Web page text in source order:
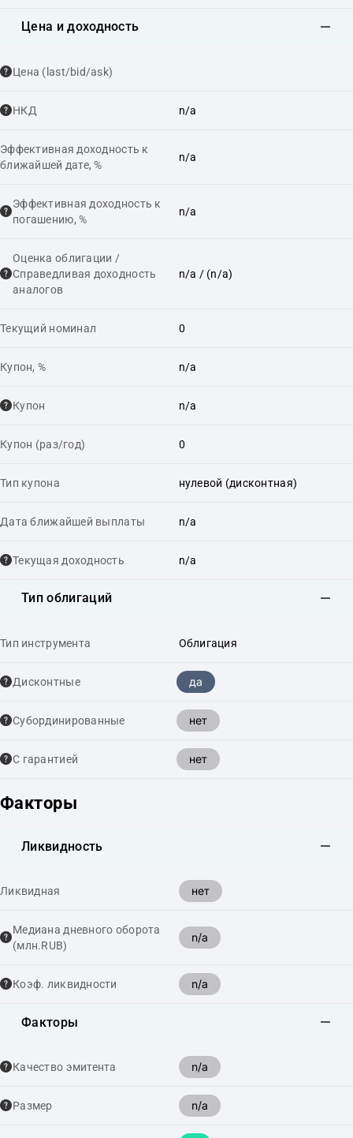
Цена и доходность
Цена (last/bid/ask)
НКД n/a
Эффективная доходность к
ближайшей дате, %
n/a
Эффективная доходность к
погашению, %
n/a
Оценка облигации /
Справедливая доходность
аналогов
n/a / (n/a)
Текущий номинал 0
Купон, % n/a
Купон n/a
Купон (раз/год) 0
Тип купона нулевой (дисконтная)
Дата ближайшей выплаты n/a
Текущая доходность n/a
Тип облигаций
Тип инструмента Облигация
Дисконтные да
Cубординированные нет
С гарантией нет
Факторы
Ликвидность
Ликвидная нет
Медиана дневного оборота
(млн.RUB)
n/a
Коэф. ликвидности n/a
Факторы
Качество эмитента n/a
Размер n/a